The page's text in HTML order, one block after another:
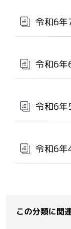
令和6年
令和6年
令和6年
令和6年
この分類に関